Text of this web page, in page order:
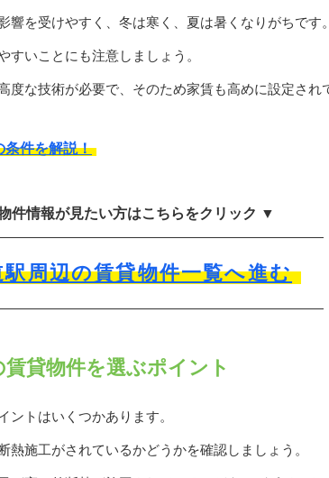
を受けやすく、冬は寒く、夏は暑くなりがちです。
すいことにも注意しましょう。
な技術が必要で、そのため家賃も高めに設定され
条件を解説！
件情報が見たい方はこちらをクリック ▼
駅周辺の賃貸物件一覧へ進む
貸物件を選ぶポイント
ントはいくつかあります。
施工がされているかどうかを確認しましょう。